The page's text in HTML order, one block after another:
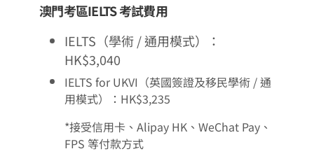
澳門考區IELTS 考試費用
IELTS（學術 / 通用模式）：
HK$3,040
IELTS for UKVI（英國簽證及移民學術 / 通
用模式）：HK$3,235
*接受信用卡、Alipay HK、WeChat Pay、
FPS 等付款方式